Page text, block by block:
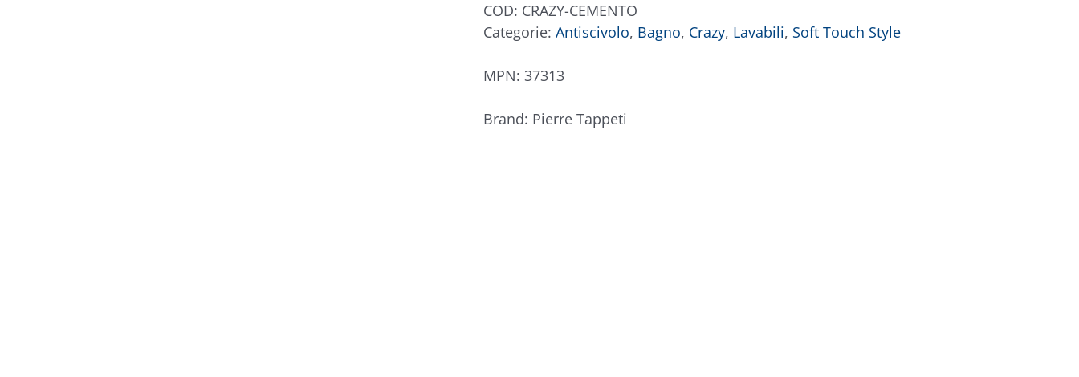
COD: CRAZY-CEMENTO
Categorie: Antiscivolo, Bagno, Crazy, Lavabili, Soft Touch Style
MPN: 37313
Brand: Pierre Tappeti